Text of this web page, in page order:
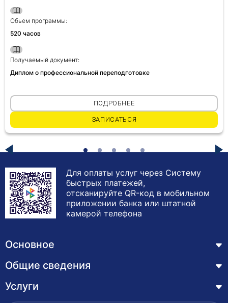
Обьем программы:
520 часов
Получаемый документ:
Диплом о профессиональной переподготовке
ПОДРОБНЕЕ
ЗАПИСАТЬСЯ
Для оплаты услуг через Систему
быстрых платежей,
отсканируйте QR-код в мобильном
приложении банка или штатной
камерой телефона
Основное
Курсы
Лицензия
Общие сведения
Основные сведения
Услуги